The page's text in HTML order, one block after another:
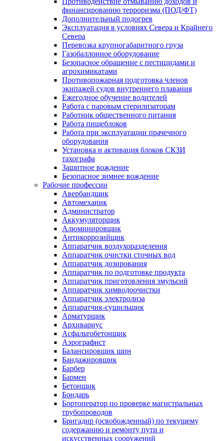
финансированию терроризма (ПОД/ФТ)
Дополнительный подогрев
Эксплуатация в условиях Севера и Крайнего
Севера
Перевозка крупногабаритного груза
Газобаллонное оборудование
Безопасное обращение с пестицидами и
агрохимикатами
Противопожарная подготовка членов
экипажей судов внутреннего плавания
Ежегодное обучение водителей
Работа с паровым стерилизаторам
Работник общественного питания
Работа пищеблоков
Работа при эксплуатации прачечного
оборудования
Установка и активация блоков СКЗИ
тахографа
Защитное вождение
Безопасное зимнее вождение
Рабочие профессии
Авербандщик
Автомеханик
Администратор
Аккумуляторщик
Алюминировщик
Антикоррозийщик
Аппаратчик воздухоразделения
Аппаратчик очистки сточных вод
Аппаратчик дозирования
Аппаратчик по подготовке продукта
Аппаратчик приготовления эмульсий
Аппаратчик химводоочистки
Аппаратчик электролиза
Аппаратчик-сушильщик
Арматурщик
Архивариус
Асфальтобетонщик
Аэрографист
Балансировщик шин
Бандажировщик
Барбер
Бармен
Бетонщик
Бондарь
Бортоператор по проверке магистральных
трубопроводов
Бригадир (освобожденный) по текущему
содержанию и ремонту пути и
искусственных сооружений